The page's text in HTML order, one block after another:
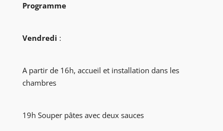
Programme
Vendredi :
A partir de 16h, accueil et installation dans les
chambres
19h Souper pâtes avec deux sauces